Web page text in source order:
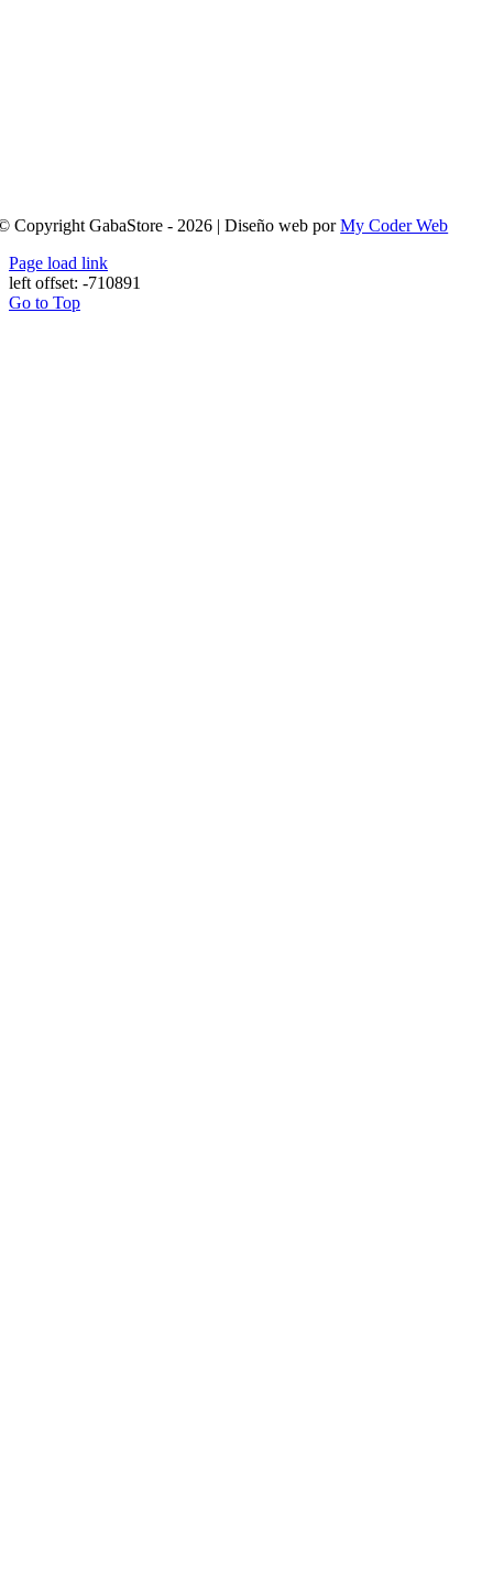
Copyright GabaStore - 2026 | Diseño web porMy Coder Web
Page load link
left offset: -710891
Go to Top